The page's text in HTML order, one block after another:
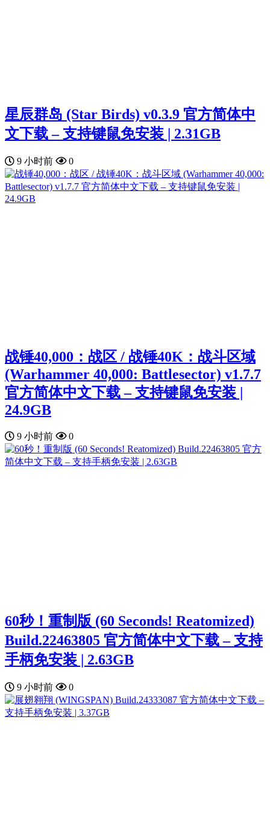
星辰群岛 (Star Birds) v0.3.9 官方简体中
文下载 – 支持键鼠免安装 | 2.31GB
9 小时前 0
战锤40,000：战区 / 战锤40K：战斗区域
(Warhammer 40,000: Battlesector) v1.7.7
官方简体中文下载 – 支持键鼠免安装 |
24.9GB
9 小时前 0
60秒！重制版 (60 Seconds! Reatomized)
Build.22463805 官方简体中文下载 – 支持
手柄免安装 | 2.63GB
9 小时前 0